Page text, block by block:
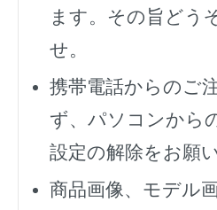
ます。その旨どう
せ。
携帯電話からのご
ず、 パソコンから
設定の解除をお願
商品画像、モデル